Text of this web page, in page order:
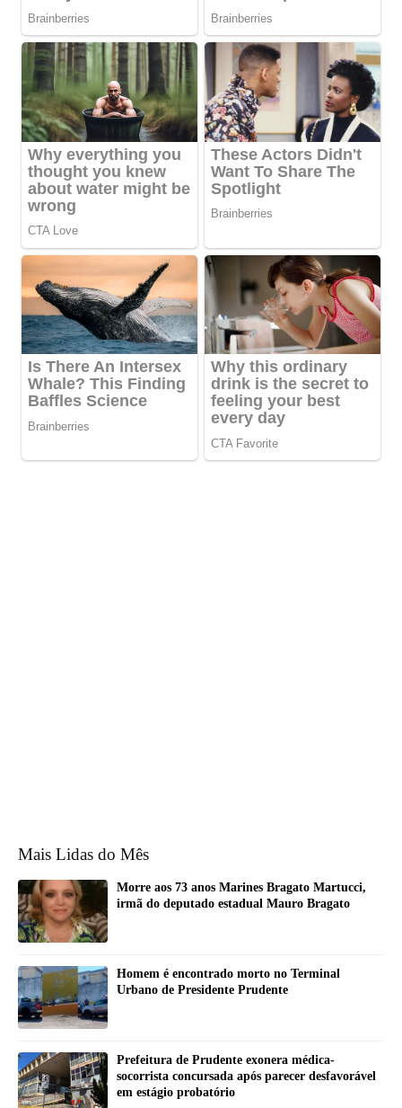
Mais Lidas do Mês
Morre aos 73 anos Marines Bragato Martucci,
irmã do deputado estadual Mauro Bragato
Homem é encontrado morto no Terminal
Urbano de Presidente Prudente
Prefeitura de Prudente exonera médica-
socorrista concursada após parecer desfavorável
em estágio probatório